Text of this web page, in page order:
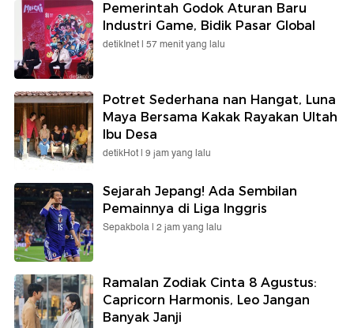
Pemerintah Godok Aturan Baru
Industri Game, Bidik Pasar Global
detikInet | 57 menit yang lalu
Potret Sederhana nan Hangat, Luna
Maya Bersama Kakak Rayakan Ultah
Ibu Desa
detikHot | 9 jam yang lalu
Sejarah Jepang! Ada Sembilan
Pemainnya di Liga Inggris
Sepakbola | 2 jam yang lalu
Ramalan Zodiak Cinta 8 Agustus:
Capricorn Harmonis, Leo Jangan
Banyak Janji